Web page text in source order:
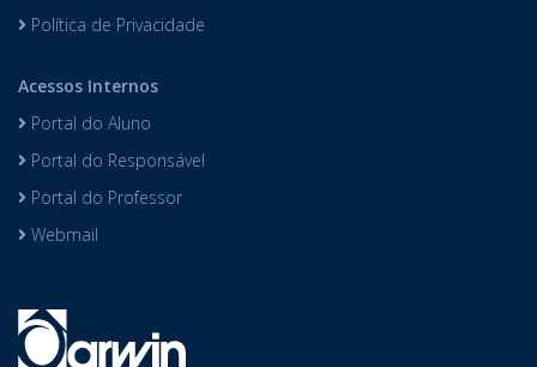
Política de Privacidade
Acessos Internos
Portal do Aluno
Portal do Responsável
Portal do Professor
Webmail